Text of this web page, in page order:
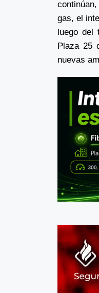
gas, el
luego del
Plaza 25
nuevas